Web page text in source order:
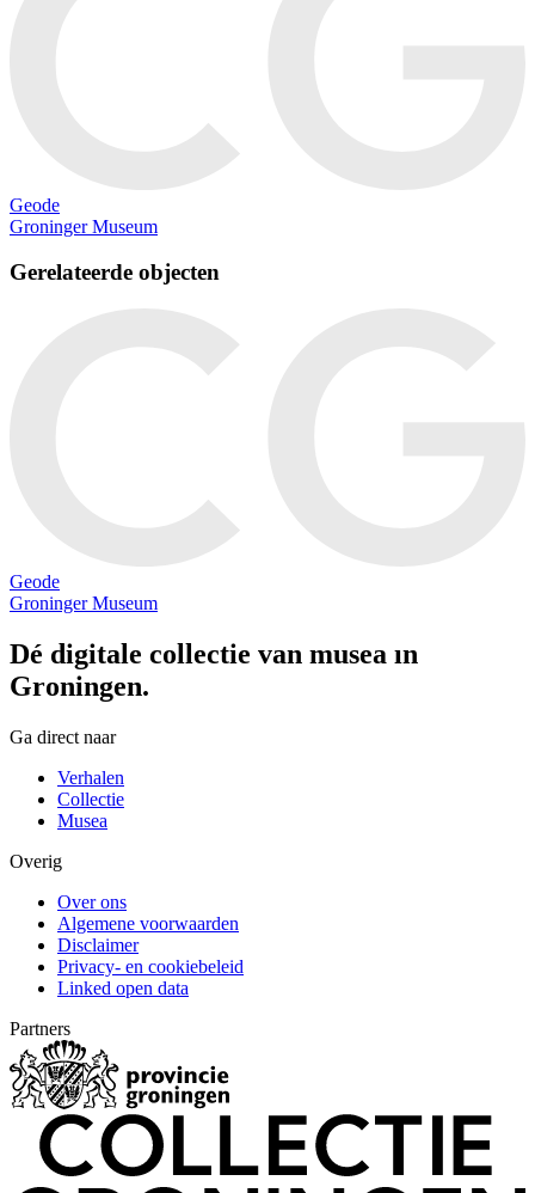
Geode
Groninger Museum
Gerelateerde objecten
Geode
Groninger Museum
Dé digitale collectie van musea in
Groningen.
Ga direct naar
Verhalen
Collectie
Musea
Overig
Over ons
Algemene voorwaarden
Disclaimer
Privacy- en cookiebeleid
Linked open data
Partners